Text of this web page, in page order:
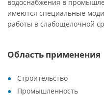
водоснабжения в
имеются специальные
работы в слабощелочной
Область применения
Строительство
Промышленность